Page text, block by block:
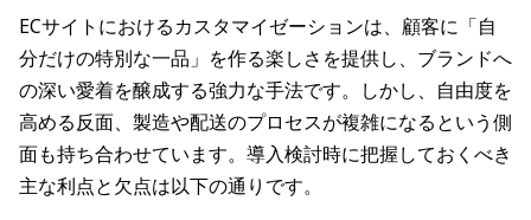
ECサイトにおけるカスタマイゼーションは、顧客に「自
分だけの特別な一品」を作る楽しさを提供し、ブランドへ
の深い愛着を醸成する強力な手法です。しかし、自由度を
高める反面、製造や配送のプロセスが複雑になるという側
面も持ち合わせています。導入検討時に把握しておくべき
主な利点と欠点は以下の通りです。